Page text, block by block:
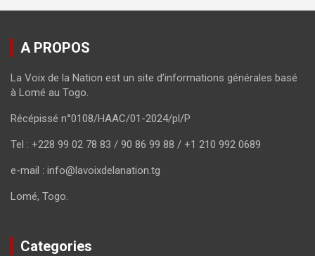
A PROPOS
La Voix de la Nation est un site d’informations générales basé
à Lomé au Togo.
Récépissé n°0108/HAAC/01-2024/pl/P
Tel : +228 99 02 78 83 / 90 86 99 88 / +1 210 992 0689
e-mail : info@lavoixdelanation.tg
Lomé, Togo.
Categories